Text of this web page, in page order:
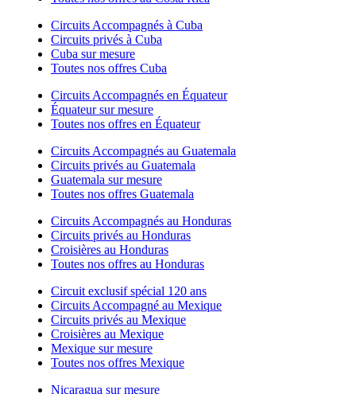
Circuits Accompagnés à Cuba
Circuits privés à Cuba
Cuba sur mesure
Toutes nos offres Cuba
Circuits Accompagnés en Équateur
Équateur sur mesure
Toutes nos offres en Équateur
Circuits Accompagnés au Guatemala
Circuits privés au Guatemala
Guatemala sur mesure
Toutes nos offres Guatemala
Circuits Accompagnés au Honduras
Circuits privés au Honduras
Croisières au Honduras
Toutes nos offres au Honduras
Circuit exclusif spécial 120 ans
Circuits Accompagné au Mexique
Circuits privés au Mexique
Croisières au Mexique
Mexique sur mesure
Toutes nos offres Mexique
Nicaragua sur mesure